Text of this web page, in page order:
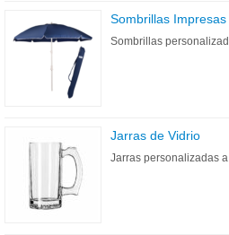
Sombrillas Impresas
Sombrillas
Jarras de Vidrio
Jarras personalizadas